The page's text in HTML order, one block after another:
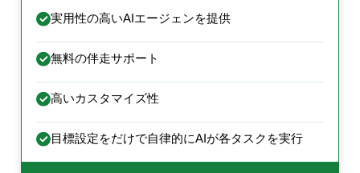
実用性の高いAIエージェンを提供
無料の伴走サポート
高いカスタマイズ性
目標設定をだけで自律的にAIが各タスクを実行